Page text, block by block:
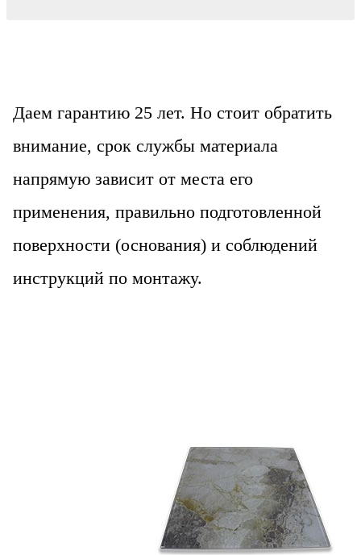
Даем гарантию 25 лет. Но стоит обратить
внимание, срок службы материала
напрямую зависит от места его
применения, правильно подготовленной
поверхности (основания) и соблюдений
инструкций по монтажу.